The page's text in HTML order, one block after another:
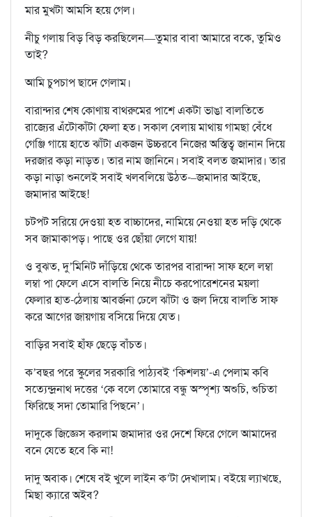
মার মুখটা আমসি হয়ে গেল।
নীচু গলায় বিড় বিড় করছিলেন—তুমার বাবা আমারে বকে, তুমিও
তাই?
আমি চুপচাপ ছাদে গেলাম।
বারান্দার শেষ কোণায় বাথরুমের পাশে একটা ভাঙা বালতিতে
রাজ্যের এঁটোকাঁটা ফেলা হত। সকাল বেলায় মাথায় গামছা বেঁধে
গেঞ্জি গায়ে হাতে ঝাঁটা একজন উচ্চরবে নিজের অস্তিত্ব জানান দিয়ে
দরজার কড়া নাড়ত। তার নাম জানিনে। সবাই বলত জমাদার। তার
কড়া নাড়া শুনলেই সবাই খলবলিয়ে উঠত-–জমাদার আইছে,
জমাদার আইছে!
চটপট সরিয়ে দেওয়া হত বাচ্চাদের, নামিয়ে নেওয়া হত দড়ি থেকে
সব জামাকাপড়। পাছে ওর ছোঁয়া লেগে যায়!
ও বুঝত, দু’মিনিট দাঁড়িয়ে থেকে তারপর বারান্দা সাফ হলে লম্বা
লম্বা পা ফেলে এসে বালতি নিয়ে নীচে করপোরেশনের ময়লা
ফেলার হাত-ঠেলায় আবর্জনা ঢেলে ঝাঁটা ও জল দিয়ে বালতি সাফ
করে আগের জায়গায় বসিয়ে দিয়ে যেত।
বাড়ির সবাই হাঁফ ছেড়ে বাঁচত।
ক’বছর পরে স্কুলের সরকারি পাঠ্যবই ‘কিশলয়’-এ পেলাম কবি
সত্যেন্দ্রনাথ দত্তের ‘কে বলে তোমারে বন্ধু অস্পৃশ্য অশুচি, শুচিতা
ফিরিছে সদা তোমারি পিছনে’।
দাদুকে জিজ্ঞেস করলাম জমাদার ওর দেশে ফিরে গেলে আমাদের
বনে যেতে হবে কি না!
দাদু অবাক। শেষে বই খুলে লাইন ক’টা দেখালাম। বইয়ে ল্যাখছে,
মিছা ক্যারে অইব?